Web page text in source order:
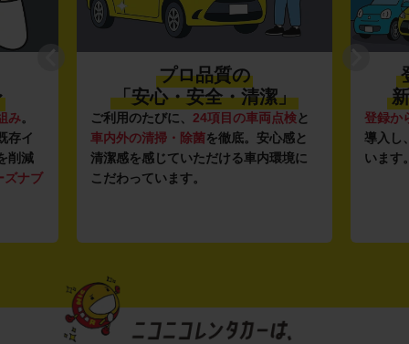
み。
存イ
削減
ズナブ
プロ品質の
「安心・安全・清潔」
ご利用のたびに、 24項目の車両点検と
車内外の清掃・除菌を徹底。安心感と
清潔感を感じていただける車内環境に
こだわっています。
登録か
導入し
います